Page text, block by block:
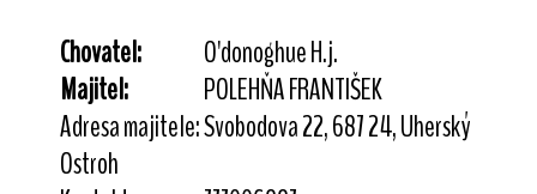
Chovatel:
O'donoghue H.j.
Majitel:
POLEHŇA FRANTIŠEK
Adresa majitele:Svobodova 22, 687 24, Uherský
Ostroh